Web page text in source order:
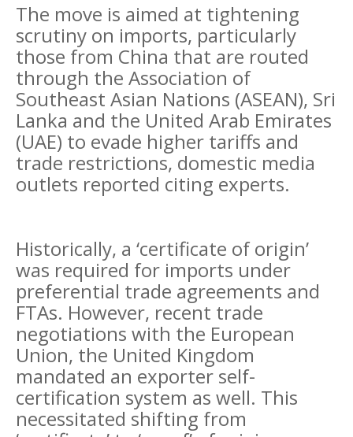
The move is aimed at tightening
scrutiny on imports, particularly
those from China that are routed
through the Association of
Southeast Asian Nations (ASEAN), Sri
Lanka and the United Arab Emirates
(UAE) to evade higher tariffs and
trade restrictions, domestic media
outlets reported citing experts.
Historically, a ‘certificate of origin’
was required for imports under
preferential trade agreements and
FTAs. However, recent trade
negotiations with the European
Union, the United Kingdom
mandated an exporter self-
certification system as well. This
necessitated shifting from